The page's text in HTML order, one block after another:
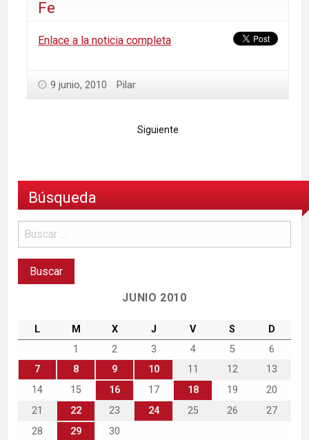
Fe
Enlace a la noticia completa
9 junio, 2010 Pilar
Siguiente
Búsqueda
JUNIO 2010
L M X J V S
D
1
2 3 4 5
6
7
8 9 10 11 12
13
14
15 16 17 18 19
20
21
22 23 24 25 26
27
28
29 30